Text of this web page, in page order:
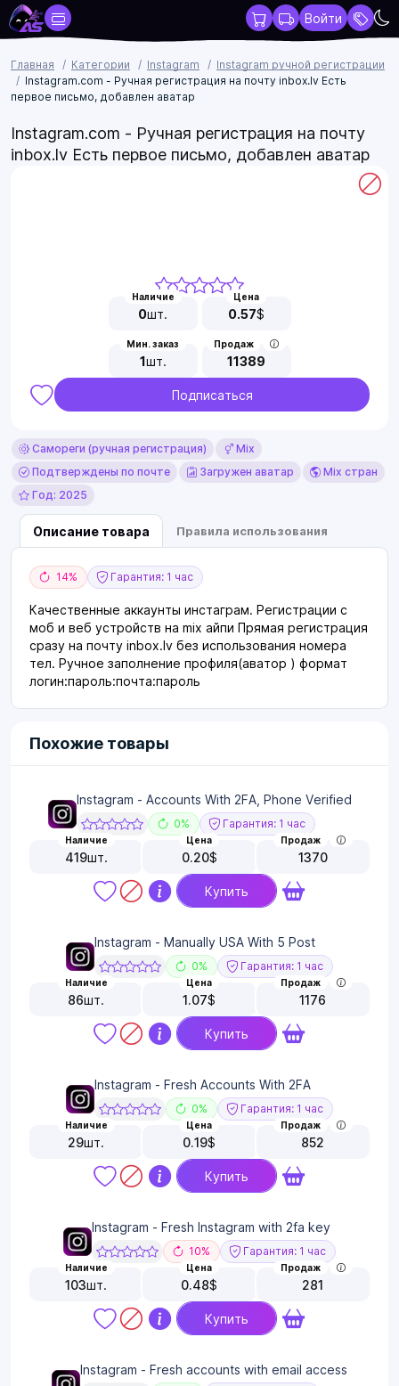
Войти
Главная Категории Instagram
Instagram ручной регистрации
Instagram.com - Ручная регистрация на почту inbox.lv Есть
первое письмо, добавлен аватар
Instagram.com - Ручная регистрация на почту
inbox.lv Есть первое письмо, добавлен аватар
Наличие
0шт.
Цена
0.57$
Мин. заказ
1шт.
Продаж
11389
Подписаться
Самореги (ручная регистрация)
Mix
Подтверждены по почте
Загружен аватар
Mix стран
Год: 2025
Описание товара Правила использования
14% Гарантия: 1 час
Качественные аккаунты инстаграм. Регистрации с
моб и веб устройств на mix айпи Прямая регистрация
сразу на почту inbox.lv без использования номера
тел. Ручное заполнение профиля(аватор ) формат
логин:пароль:почта:пароль
Похожие товары
Instagram - Accounts With 2FA, Phone Verified
0% Гарантия: 1 час
Наличие
419шт.
Цена
0.20$
Продаж
1370
Купить
Instagram - Manually USA With 5 Post
0% Гарантия: 1 час
Наличие
86шт.
Цена
1.07$
Продаж
1176
Купить
Instagram - Fresh Accounts With 2FA
0% Гарантия: 1 час
Наличие
29шт.
Цена
0.19$
Продаж
852
Купить
Instagram - Fresh Instagram with 2fa key
10% Гарантия: 1 час
Наличие
103шт.
Цена
0.48$
Продаж
281
Купить
Instagram - Fresh accounts with email access